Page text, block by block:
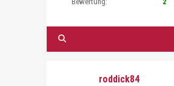
roddick84